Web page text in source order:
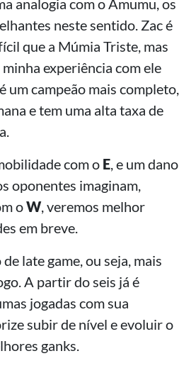
neste sentido. Zac é
que a Múmia Triste, mas
experiência com ele
um campeão mais completo,
e tem uma alta taxa de
com o E , e um dano
oponentes imaginam,
oW, veremos melhor
em breve.
late game, ou seja, mais
A partir do seis já é
jogadas com sua
subir de nível e evoluir o
ganks.